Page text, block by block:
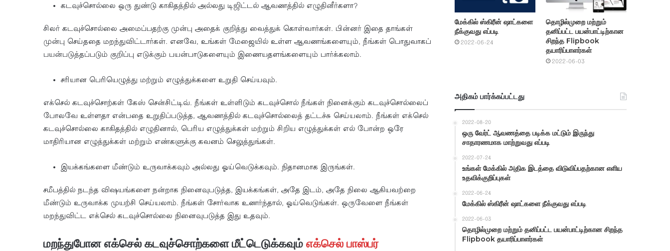
கடவுச்சொல்லை ஒரு துண்டு காகிதத்தில் அல்லது டிஜிட்டல் ஆவணத்தில் எழுதினீர்களா?
சிலர் கடவுச்சொல்லை அமைப்பதற்கு முன்பு அதைக் குறித்து வைத்துக் கொள்வார்கள். பின்னர் இதை தாங்கள்
முன்பு செய்ததை மறந்துவிட்டார்கள். எனவே, உங்கள் மேஜையில் உள்ள ஆவணங்களையும், நீங்கள் பொதுவாகப்
பயன்படுத்தப்படும் குறிப்பு எடுக்கும் பயன்பாடுகளையும் இணையதளங்களையும் பார்க்கலாம்.
சரியான பெரியெழுத்து மற்றும் எழுத்துக்களை உறுதி செய்யவும்.
எக்செல் கடவுச்சொற்கள் கேஸ் சென்சிட்டிவ். நீங்கள் உள்ளிடும் கடவுச்சொல் நீங்கள் நினைக்கும் கடவுச்சொல்லைப்
போலவே உள்ளதா என்பதை உறுதிப்படுத்த, ஆவணத்தில் கடவுச்சொல்லைத் தட்டச்சு செய்யலாம். நீங்கள் எக்செல்
கடவுச்சொல்லை காகிதத்தில் எழுதினால், பெரிய எழுத்துக்கள் மற்றும் சிறிய எழுத்துக்கள் எல் போன்ற ஒரே
மாதிரியான எழுத்துக்கள் மற்றும் எண்களுக்கு கவனம் செலுத்துங்கள்.
இயக்கங்களை மீண்டும் உருவாக்கவும் அல்லது ஓய்வெடுக்கவும். நிதானமாக இருங்கள்.
சமீபத்தில் நடந்த விஷயங்களை நன்றாக நினைவுபடுத்த, இயக்கங்கள், அதே இடம், அதே நிலை ஆகியவற்றை
மீண்டும் உருவாக்க முயற்சி செய்யலாம். நீங்கள் சோர்வாக உணர்ந்தால், ஓய்வெடுங்கள். ஒருவேளை நீங்கள்
மறந்துவிட்ட எக்செல் கடவுச்சொல்லை நினைவுபடுத்த இது உதவும்.
மறந்துபோன எக்செல் கடவுச்சொற்களை மீட்டெடுக்கவும் எக்செல் பாஸ்பர்
மேக்கில் ஸ்கிரீன் ஷாட்களை
நீக்குவது எப்படி
2022-06-24
தொழில்முறை மற்றும்
தனிப்பட்ட பயன்பாட்டிற்கான
சிறந்த Flipbook
தயாரிப்பாளர்கள்
2022-06-03
அதிகம் பார்க்கப்பட்டது
2022-08-20
ஒரு வேர்ட் ஆவணத்தை படிக்க மட்டும் இருந்து
சாதாரணமாக மாற்றுவது எப்படி
2022-07-24
உங்கள் மேக்கில் அதிக இடத்தை விடுவிப்பதற்கான எளிய
உதவிக்குறிப்புகள்
2022-06-24
மேக்கில் ஸ்கிரீன் ஷாட்களை நீக்குவது எப்படி
2022-06-03
தொழில்முறை மற்றும் தனிப்பட்ட பயன்பாட்டிற்கான சிறந்த
Flipbook தயாரிப்பாளர்கள்